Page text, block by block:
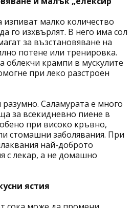
изпиват малко количество
го изхвърлят. В него има сол
за възстановяване на
потене или тренировка.
облекчи крампи в мускулите
при леко разстроен
Саламурата е много
за всекидневно пиене в
при високо кръвно,
стомашни заболявания. При
най-доброто
с лекар, а не домашно
ястия